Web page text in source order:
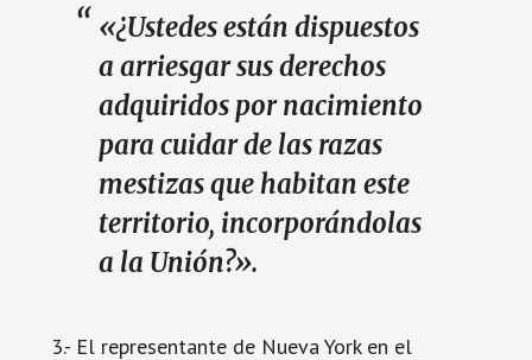
«¿Ustedes están dispuestos
a arriesgar sus derechos
adquiridos por nacimiento
para cuidar de las razas
mestizas que habitan este
territorio, incorporándolas
a la Unión?».
3.- El representante de Nueva York en el